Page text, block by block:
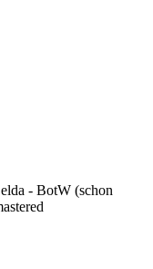
- BotW (schon